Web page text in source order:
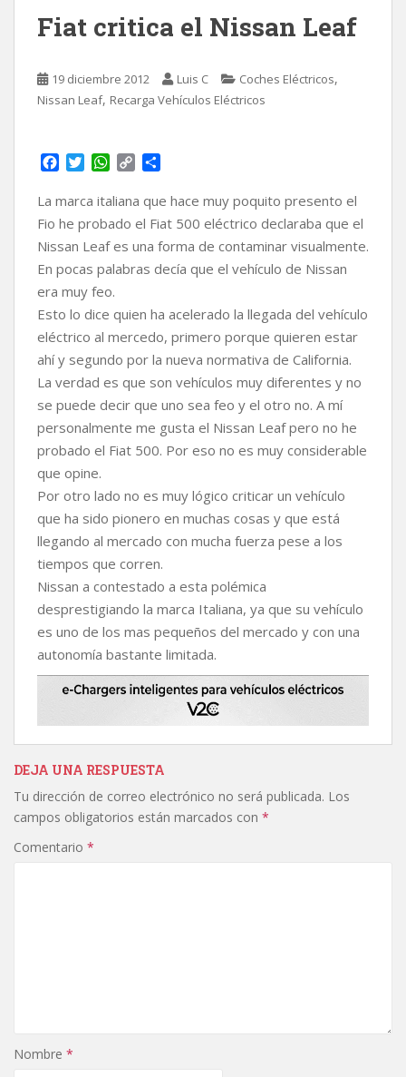
Fiat critica el Nissan Leaf
19 diciembre 2012 Luis C Coches Eléctricos,
Nissan Leaf, Recarga Vehículos Eléctricos
c
e
b
o
o
k
i
t
t
e
r
W
a
t
s
A
p
p
p
y
L
i
n
m
p
a
r
t
r
La marca italiana que hace muy poquito presento el
Fio he probado el Fiat 500 eléctrico declaraba que el
Nissan Leaf es una forma de contaminar visualmente.
En pocas palabras decía que el vehículo de Nissan
era muy feo.
Esto lo dice quien ha acelerado la llegada del vehículo
eléctrico al mercedo, primero porque quieren estar
ahí y segundo por la nueva normativa de California.
La verdad es que son vehículos muy diferentes y no
se puede decir que uno sea feo y el otro no. A mí
personalmente me gusta el Nissan Leaf pero no he
probado el Fiat 500. Por eso no es muy considerable
que opine.
Por otro lado no es muy lógico criticar un vehículo
que ha sido pionero en muchas cosas y que está
llegando al mercado con mucha fuerza pese a los
tiempos que corren.
Nissan a contestado a esta polémica
desprestigiando la marca Italiana, ya que su vehículo
es uno de los mas pequeños del mercado y con una
autonomía bastante limitada.
DEJA UNA RESPUESTA
Tu dirección de correo electrónico no será publicada. Los
campos obligatorios están marcados con *
Comentario *
Nombre *